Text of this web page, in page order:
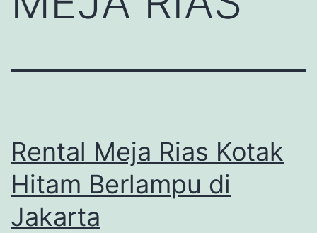
Rental Meja Rias Kotak
Hitam Berlampu di
Jakarta